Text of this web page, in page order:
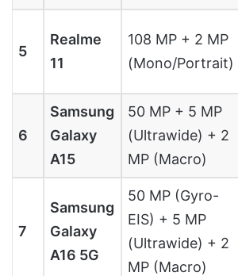
5
Realme
11
108 MP + 2 MP
(Mono/Portrait)
6
Samsung
Galaxy
A15
50 MP + 5 MP
(Ultrawide) + 2
MP (Macro)
7
Samsung
Galaxy
A16 5G
50 MP (Gyro-
EIS) + 5 MP
(Ultrawide) + 2
MP (Macro)